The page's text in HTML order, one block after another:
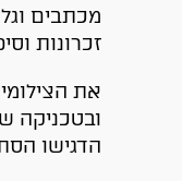
מכתבים
זכרונות
את
ובטכניקה
הדגישו